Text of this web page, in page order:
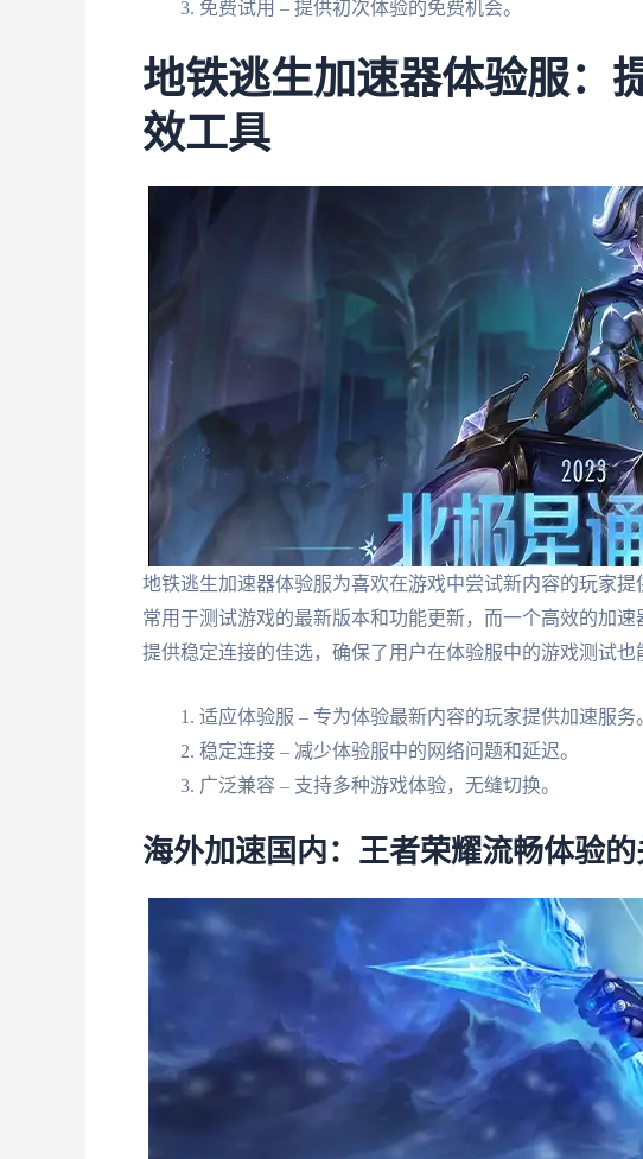
免费试用 – 提供初次体验的免费机会。
地铁逃生加速器体验服：
效工具
地铁逃生加速器体验服为喜欢在游戏中尝试新内容的玩家
常用于测试游戏的最新版本和功能更新，而一个高效的加
提供稳定连接的佳选，确保了用户在体验服中的游戏测试也
适应体验服 – 专为体验最新内容的玩家提供加速服务
稳定连接 – 减少体验服中的网络问题和延迟。
广泛兼容 – 支持多种游戏体验，无缝切换。
海外加速国内：王者荣耀流畅体验的